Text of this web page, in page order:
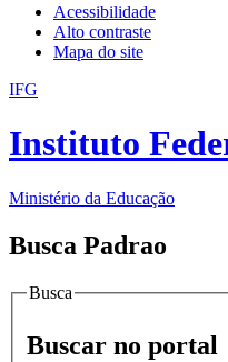
Acessibilidade
Alto contraste
Mapa do site
IFG
Instituto
Ministério da Educação
Busca Padrao
Busca
Buscar no portal